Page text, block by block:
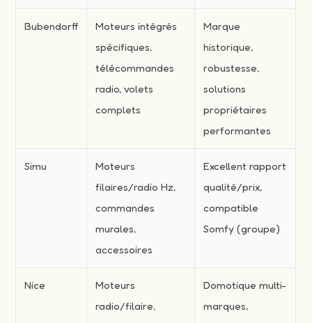
Bubendorff
Moteurs intégrés
spécifiques,
télécommandes
radio, volets
complets
Marque
historique,
robustesse,
solutions
propriétaires
performantes
Simu
Moteurs
filaires/radio Hz,
commandes
murales,
accessoires
Excellent rapport
qualité/prix,
compatible
Somfy (groupe)
Nice
Moteurs
radio/filaire,
Domotique multi-
marques,